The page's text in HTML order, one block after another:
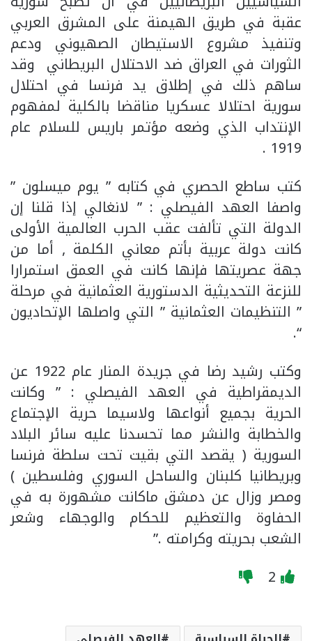
عقبة في طريق الهيمنة على المشرق العربي
وتنفيذ مشروع الاستيطان الصهيوني ودعم
الثورات في العراق ضد الاحتلال البريطاني وقد
ساهم ذلك في إطلاق يد فرنسا في احتلال
سورية احتلالا عسكريا مناقضا بالكلية لمفهوم
الإنتداب الذي وضعه مؤتمر باريس للسلام عام
1919 .
كتب ساطع الحصري في كتابه ” يوم ميسلون ”
واصفا العهد الفيصلي : ” لانغالي إذا قلنا إن
الدولة التي تألفت عقب الحرب العالمية الأولى
كانت دولة عربية بأتم معاني الكلمة , أما من
جهة عصريتها فإنها كانت في العمق استمرارا
للنزعة التحديثية الدستورية العثمانية في مرحلة
” التنظيمات العثمانية ” التي واصلها الإتحاديون
“.
وكتب رشيد رضا في جريدة المنار عام 1922 عن
الديمقراطية في العهد الفيصلي : ” وكانت
الحرية بجميع أنواعها ولاسيما حرية الإجتماع
والخطابة والنشر مما تحسدنا عليه سائر البلاد
السورية ( يقصد التي بقيت تحت سلطة فرنسا
وبريطانيا كلبنان والساحل السوري وفلسطين )
ومصر وزال عن دمشق ماكانت مشهورة به في
الحفاوة والتعظيم للحكام والوجهاء وشعر
الشعب بحريته وكرامته .”
2